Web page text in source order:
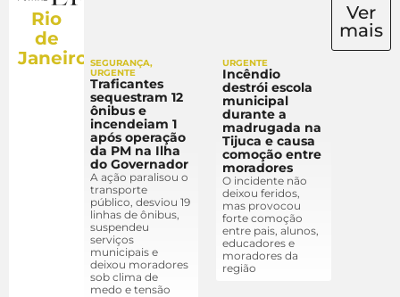
Rio
de
Janeiro SEGURANÇA,
URGENTE
Traficantes
sequestram 12
ônibus e
incendeiam 1
após operação
da PM na Ilha
do Governador
A ação paralisou o
transporte
público, desviou 19
linhas de ônibus,
suspendeu
serviços
municipais e
deixou moradores
sob clima de
medo e tensão
URGENTE
Incêndio
destrói escola
municipal
durante a
madrugada na
Tijuca e causa
comoção entre
moradores
O incidente não
deixou feridos,
mas provocou
forte comoção
entre pais, alunos,
educadores e
moradores da
região
Ver
mais